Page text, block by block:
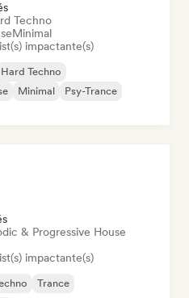
Techno
Minimal
impactante(s)
Hard Techno
Minimal
Psy-Trance
& Progressive House
impactante(s)
Trance